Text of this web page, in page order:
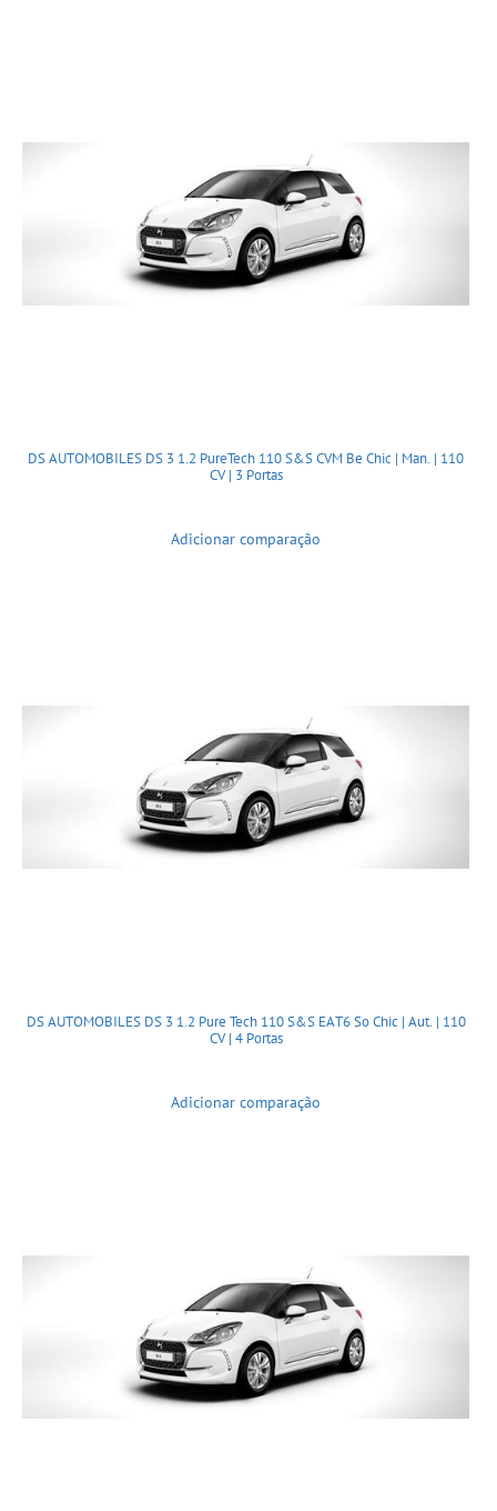
DS AUTOMOBILES DS 3 1.2 PureTech 110 S&S CVM Be Chic | Man. | 110
CV | 3 Portas
Adicionar comparação
DS AUTOMOBILES DS 3 1.2 Pure Tech 110 S&S EAT6 So Chic | Aut. | 110
CV | 4 Portas
Adicionar comparação